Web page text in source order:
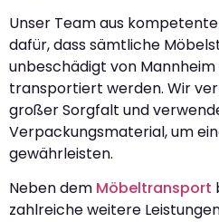
Unser Team aus
dafür, dass sämtliche
unbeschädigt von
transportiert werden. Wir
großer Sorgfalt und
Verpackungsmaterial, um
gewährleisten.
Neben dem Möbeltransport
zahlreiche weitere